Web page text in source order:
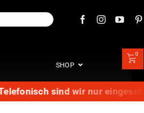
SHOP
0
sind wir nur